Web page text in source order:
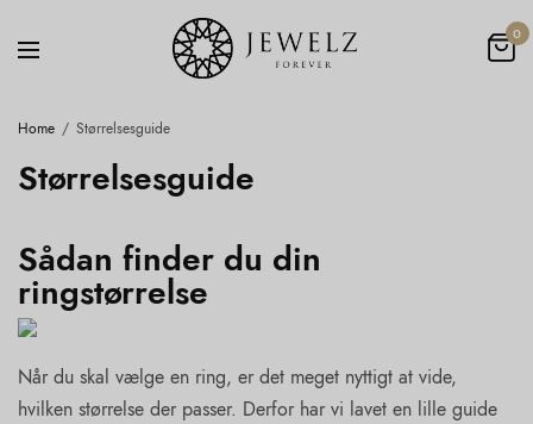
0
Home Størrelsesguide
Størrelsesguide
Sådan finder du din
ringstørrelse
Når du skal vælge en ring, er det meget nyttigt at vide,
hvilken størrelse der passer. Derfor har vi lavet en lille guide